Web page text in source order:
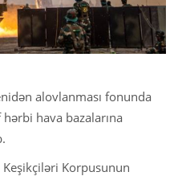
alovlanması fonunda
hava bazalarına
Keşikçiləri Korpusunun